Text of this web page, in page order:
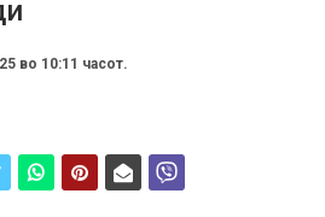
во 10:11 часот.